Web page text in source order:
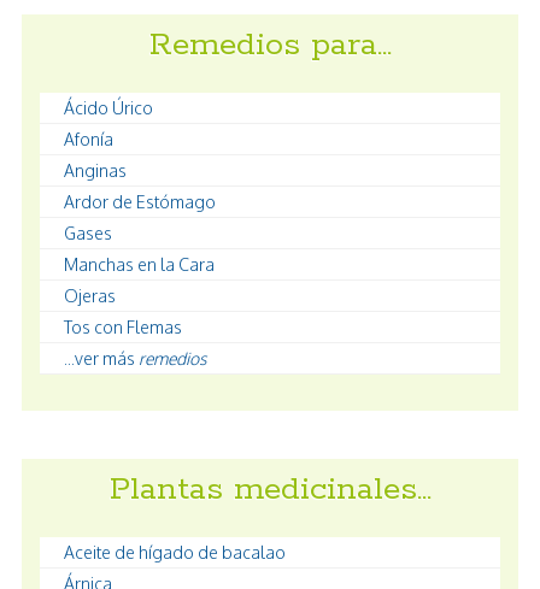
Remedios para…
Ácido Úrico
Afonía
Anginas
Ardor de Estómago
Gases
Manchas en la Cara
Ojeras
Tos con Flemas
...ver más remedios
Plantas medicinales…
Aceite de hígado de bacalao
Árnica